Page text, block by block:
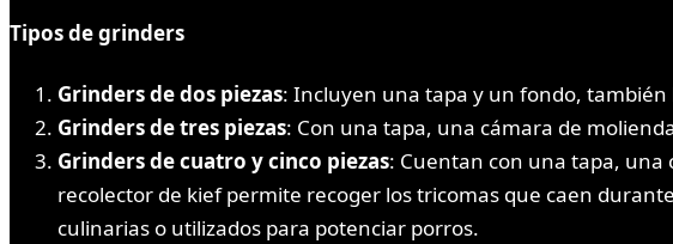
Tipos de grinders
Grinders de dos piezas: Incluyen una tapa y un fondo, también
Grinders de tres piezas: Con una tapa, una cámara de
Grinders de cuatro y cinco piezas: Cuentan con una tapa, una
recolector de kief permite recoger los tricomas que caen
culinarias o utilizados para potenciar porros.